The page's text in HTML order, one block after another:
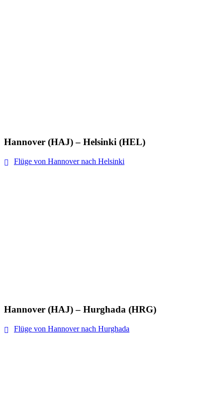
Hannover (HAJ) – Helsinki (HEL)
Flüge von Hannover nach Helsinki
Hannover (HAJ) – Hurghada (HRG)
Flüge von Hannover nach Hurghada